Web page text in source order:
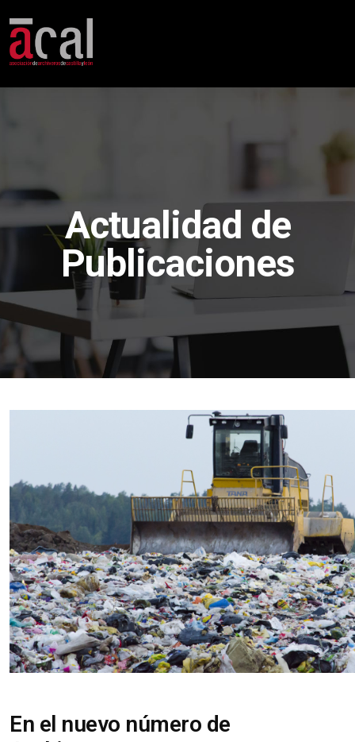
Actualidad de
Publicaciones
En el nuevo número de